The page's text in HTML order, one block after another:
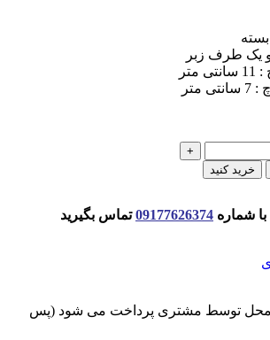
یک طرف زبر
خرید کنید
شماره 09177626374تماس بگیرید
محل توسط مشتری پرداخت می شود (پس